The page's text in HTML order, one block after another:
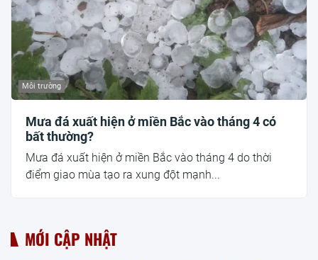
Môi trường
Mưa đá xuất hiện ở miền Bắc vào tháng 4 có
bất thường?
Mưa đá xuất hiện ở miền Bắc vào tháng 4 do thời
điểm giao mùa tạo ra xung đột mạnh...
MỚI CẬP NHẬT